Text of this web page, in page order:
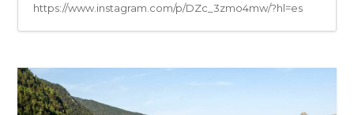
https://www.instagram.com/p/DZc_3zmo4mw/?hl=es